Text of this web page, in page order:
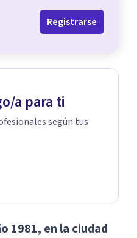
Registrarse
a para ti
según tus
1981, en la ciudad